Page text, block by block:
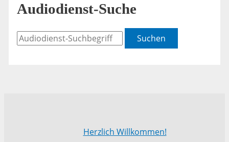
Audiodienst-Suche
Suchen
Herzlich Willkommen!